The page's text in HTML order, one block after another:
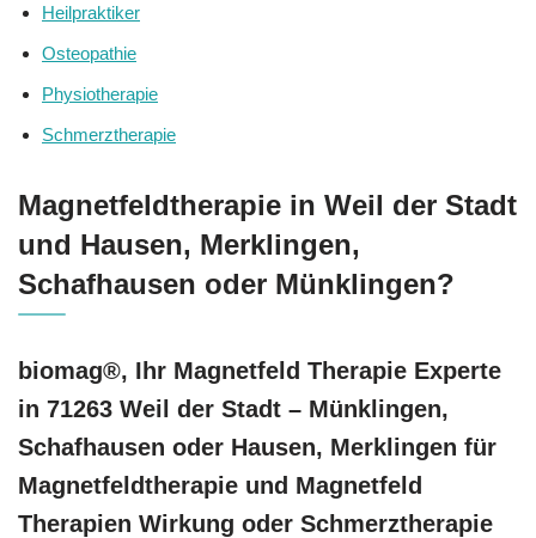
Heilpraktiker
Osteopathie
Physiotherapie
Schmerztherapie
Magnetfeldtherapie in Weil der Stadt
und Hausen, Merklingen,
Schafhausen oder Münklingen?
biomag®, Ihr Magnetfeld Therapie Experte
in 71263 Weil der Stadt – Münklingen,
Schafhausen oder Hausen, Merklingen für
Magnetfeldtherapie und Magnetfeld
Therapien Wirkung oder Schmerztherapie